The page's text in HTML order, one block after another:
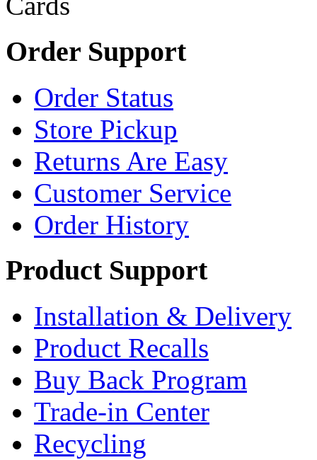
Order Support
Order Status
Store Pickup
Returns Are Easy
Customer Service
Order History
Product Support
Installation & Delivery
Product Recalls
Buy Back Program
Trade-in Center
Recycling